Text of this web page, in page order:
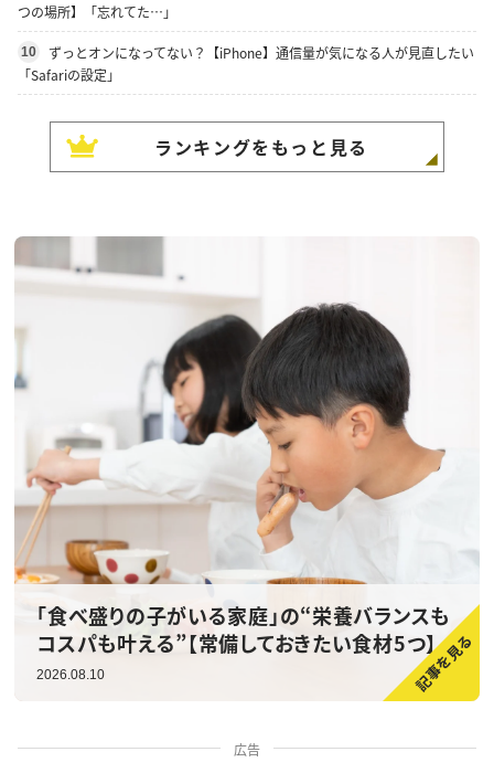
つの場所】「忘れてた…」
10
ずっとオンになってない？【iPhone】通信量が気になる人が見直したい
「Safariの設定」
ランキングをもっと見る
「食べ盛りの子がいる家庭」の“栄養バランスも
コスパも叶える”【常備しておきたい食材5つ】
2026.08.10
広告